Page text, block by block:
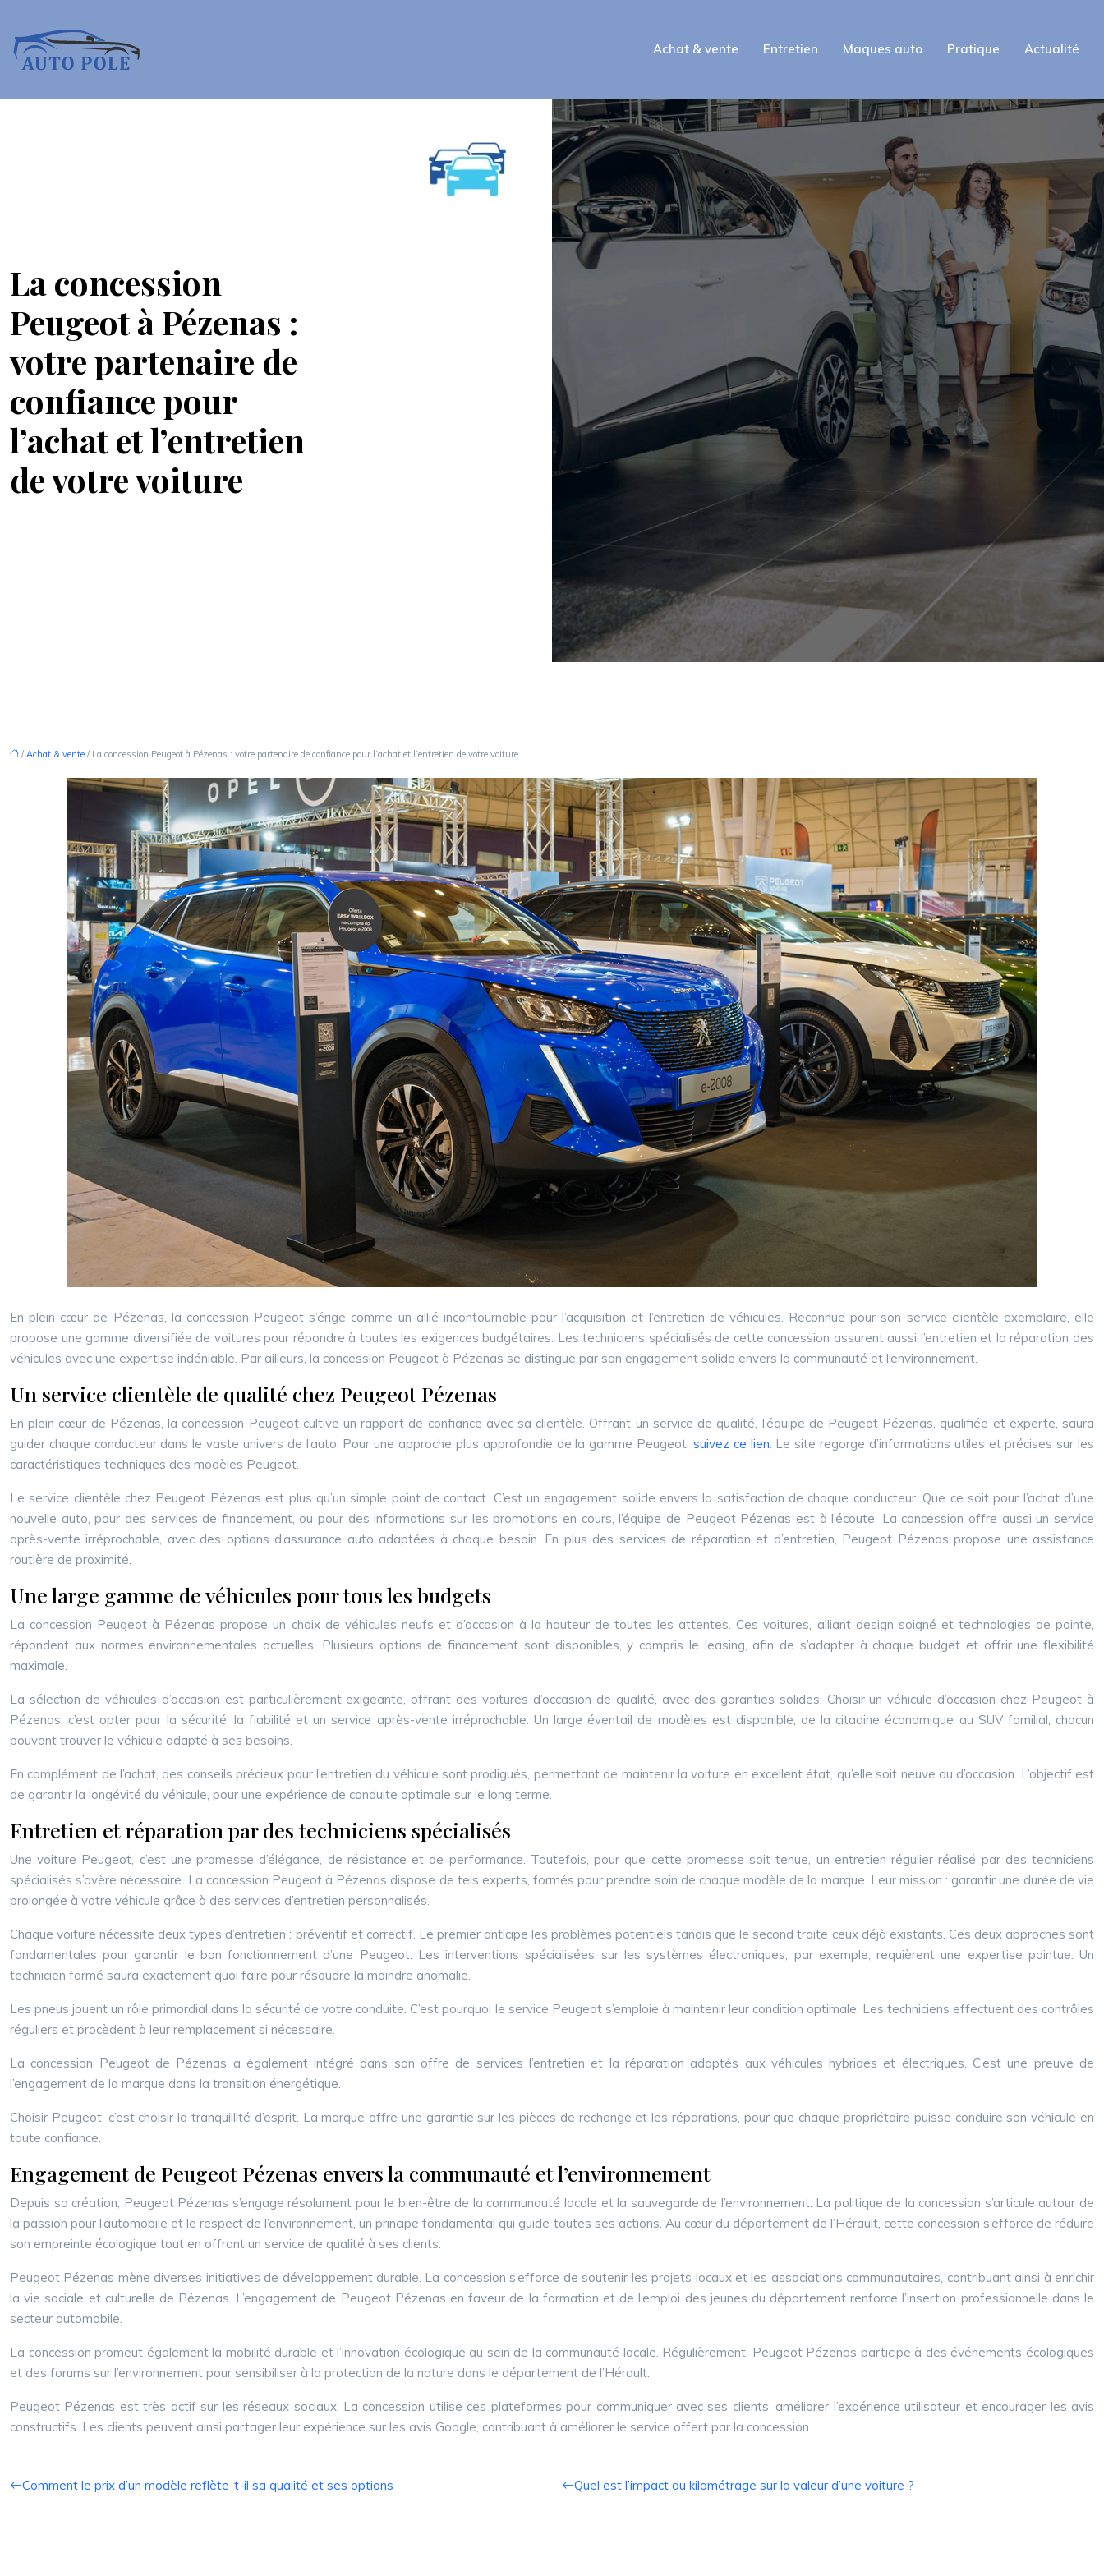
Achat & vente Entretien Maques auto Pratique Actualité
La concession
Peugeot à Pézenas :
votre partenaire de
confiance pour
l’achat et l’entretien
de votre voiture
/Achat & vente / La concession Peugeot à Pézenas : votre partenaire de confiance pour l’achat et l’entretien de votre voiture
En plein cœur de Pézenas, la concession Peugeot s’érige comme un allié incontournable pour l’acquisition et l’entretien de véhicules. Reconnue pour son service clientèle exemplaire, elle
propose une gamme diversifiée de voitures pour répondre à toutes les exigences budgétaires. Les techniciens spécialisés de cette concession assurent aussi l’entretien et la réparation des
véhicules avec une expertise indéniable. Par ailleurs, la concession Peugeot à Pézenas se distingue par son engagement solide envers la communauté et l’environnement.
Un service clientèle de qualité chez Peugeot Pézenas
En plein cœur de Pézenas, la concession Peugeot cultive un rapport de confiance avec sa clientèle. Offrant un service de qualité, l’équipe de Peugeot Pézenas, qualifiée et experte, saura
guider chaque conducteur dans le vaste univers de l’auto. Pour une approche plus approfondie de la gamme Peugeot, suivez ce lien. Le site regorge d’informations utiles et précises sur les
caractéristiques techniques des modèles Peugeot.
Le service clientèle chez Peugeot Pézenas est plus qu’un simple point de contact. C’est un engagement solide envers la satisfaction de chaque conducteur. Que ce soit pour l’achat d’une
nouvelle auto, pour des services de financement, ou pour des informations sur les promotions en cours, l’équipe de Peugeot Pézenas est à l’écoute. La concession offre aussi un service
après-vente irréprochable, avec des options d’assurance auto adaptées à chaque besoin. En plus des services de réparation et d’entretien, Peugeot Pézenas propose une assistance
routière de proximité.
Une large gamme de véhicules pour tous les budgets
La concession Peugeot à Pézenas propose un choix de véhicules neufs et d’occasion à la hauteur de toutes les attentes. Ces voitures, alliant design soigné et technologies de pointe,
répondent aux normes environnementales actuelles. Plusieurs options de financement sont disponibles, y compris le leasing, afin de s’adapter à chaque budget et offrir une flexibilité
maximale.
La sélection de véhicules d’occasion est particulièrement exigeante, offrant des voitures d’occasion de qualité, avec des garanties solides. Choisir un véhicule d’occasion chez Peugeot à
Pézenas, c’est opter pour la sécurité, la fiabilité et un service après-vente irréprochable. Un large éventail de modèles est disponible, de la citadine économique au SUV familial, chacun
pouvant trouver le véhicule adapté à ses besoins.
En complément de l’achat, des conseils précieux pour l’entretien du véhicule sont prodigués, permettant de maintenir la voiture en excellent état, qu’elle soit neuve ou d’occasion. L’objectif est
de garantir la longévité du véhicule, pour une expérience de conduite optimale sur le long terme.
Entretien et réparation par des techniciens spécialisés
Une voiture Peugeot, c’est une promesse d’élégance, de résistance et de performance. Toutefois, pour que cette promesse soit tenue, un entretien régulier réalisé par des techniciens
spécialisés s’avère nécessaire. La concession Peugeot à Pézenas dispose de tels experts, formés pour prendre soin de chaque modèle de la marque. Leur mission : garantir une durée de vie
prolongée à votre véhicule grâce à des services d’entretien personnalisés.
Chaque voiture nécessite deux types d’entretien : préventif et correctif. Le premier anticipe les problèmes potentiels tandis que le second traite ceux déjà existants. Ces deux approches sont
fondamentales pour garantir le bon fonctionnement d’une Peugeot. Les interventions spécialisées sur les systèmes électroniques, par exemple, requièrent une expertise pointue. Un
technicien formé saura exactement quoi faire pour résoudre la moindre anomalie.
Les pneus jouent un rôle primordial dans la sécurité de votre conduite. C’est pourquoi le service Peugeot s’emploie à maintenir leur condition optimale. Les techniciens effectuent des contrôles
réguliers et procèdent à leur remplacement si nécessaire.
La concession Peugeot de Pézenas a également intégré dans son offre de services l’entretien et la réparation adaptés aux véhicules hybrides et électriques. C’est une preuve de
l’engagement de la marque dans la transition énergétique.
Choisir Peugeot, c’est choisir la tranquillité d’esprit. La marque offre une garantie sur les pièces de rechange et les réparations, pour que chaque propriétaire puisse conduire son véhicule en
toute confiance.
Engagement de Peugeot Pézenas envers la communauté et l’environnement
Depuis sa création, Peugeot Pézenas s’engage résolument pour le bien-être de la communauté locale et la sauvegarde de l’environnement. La politique de la concession s’articule autour de
la passion pour l’automobile et le respect de l’environnement, un principe fondamental qui guide toutes ses actions. Au cœur du département de l’Hérault, cette concession s’efforce de réduire
son empreinte écologique tout en offrant un service de qualité à ses clients.
Peugeot Pézenas mène diverses initiatives de développement durable. La concession s’efforce de soutenir les projets locaux et les associations communautaires, contribuant ainsi à enrichir
la vie sociale et culturelle de Pézenas. L’engagement de Peugeot Pézenas en faveur de la formation et de l’emploi des jeunes du département renforce l’insertion professionnelle dans le
secteur automobile.
La concession promeut également la mobilité durable et l’innovation écologique au sein de la communauté locale. Régulièrement, Peugeot Pézenas participe à des événements écologiques
et des forums sur l’environnement pour sensibiliser à la protection de la nature dans le département de l’Hérault.
Peugeot Pézenas est très actif sur les réseaux sociaux. La concession utilise ces plateformes pour communiquer avec ses clients, améliorer l’expérience utilisateur et encourager les avis
constructifs. Les clients peuvent ainsi partager leur expérience sur les avis Google, contribuant à améliorer le service offert par la concession.
Comment le prix d’un modèle reflète-t-il sa qualité et ses options Quel est l’impact du kilométrage sur la valeur d’une voiture ?